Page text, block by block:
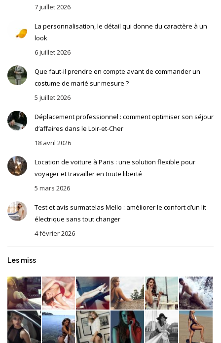
7 juillet 2026
La personnalisation, le détail qui donne du caractère à un
look
6 juillet 2026
Que faut-il prendre en compte avant de commander un
costume de marié sur mesure ?
5 juillet 2026
Déplacement professionnel : comment optimiser son séjour
d’affaires dans le Loir-et-Cher
18 avril 2026
Location de voiture à Paris : une solution flexible pour
voyager et travailler en toute liberté
5 mars 2026
Test et avis surmatelas Mello : améliorer le confort d’un lit
électrique sans tout changer
4 février 2026
Les miss